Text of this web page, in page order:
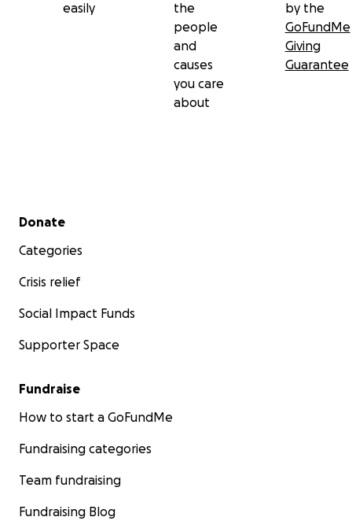
easily
the
people
and
causes
you care
about
by the
GoFundMe
Giving
Guarantee
Secondary menu
Donate
Categories
Crisis relief
Social Impact Funds
Supporter Space
Fundraise
How to start a GoFundMe
Fundraising categories
Team fundraising
Fundraising Blog